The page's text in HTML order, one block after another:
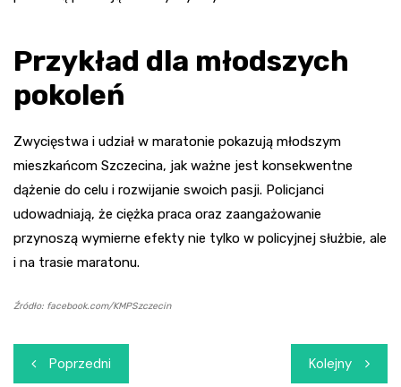
Przykład dla młodszych
pokoleń
Zwycięstwa i udział w maratonie pokazują młodszym
mieszkańcom Szczecina, jak ważne jest konsekwentne
dążenie do celu i rozwijanie swoich pasji. Policjanci
udowadniają, że ciężka praca oraz zaangażowanie
przynoszą wymierne efekty nie tylko w policyjnej służbie, ale
i na trasie maratonu.
Źródło: facebook.com/KMPSzczecin
Nawigacja
Poprzedni Kolejny